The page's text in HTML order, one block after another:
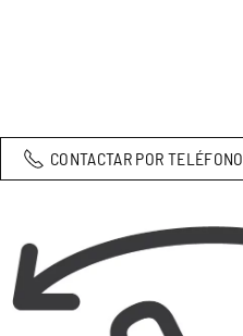
CONTACTAR POR TELÉFONO